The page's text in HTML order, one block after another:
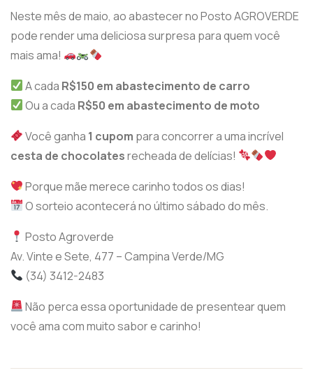
Neste mês de maio, ao abastecer no Posto AGROVERDE
pode render uma deliciosa surpresa para quem você
mais ama!
A cada R$150 em abastecimento de carro
Ou a cada R$50 em abastecimento de moto
Você ganha 1 cupom para concorrer a uma incrível
cesta de chocolatesrecheada de delícias!
Porque mãe merece carinho todos os dias!
O sorteio acontecerá no último sábado do mês.
Posto Agroverde
Av. Vinte e Sete, 477 – Campina Verde/MG
(34) 3412-2483
Não perca essa oportunidade de presentear quem
você ama com muito sabor e carinho!